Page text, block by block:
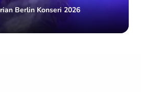
Berlin Konseri 2026